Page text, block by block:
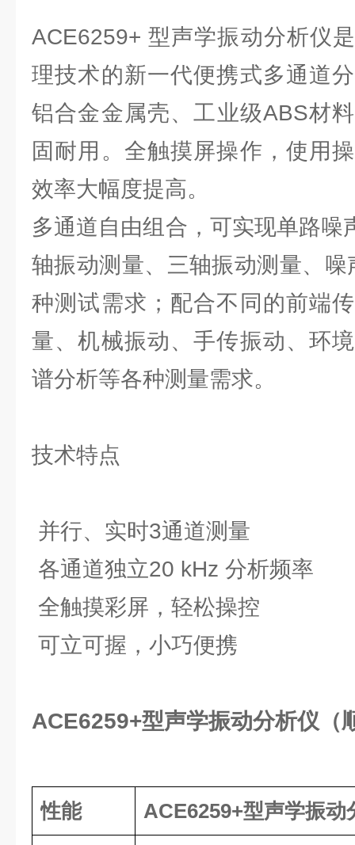
ACE6259+ 型声学振动分析仪
理技术的新一代便携式多通道
铝合金金属壳、工业级ABS材
固耐用。全触摸屏操作，使用
效率大幅度提高。
多通道自由组合，可实现单路噪
轴振动测量、三轴振动测量、
种测试需求；配合不同的前端
量、机械振动、手传振动、环
谱分析等各种测量需求。
技术特点
并行、实时3通道测量
各通道独立20 kHz 分析频率
全触摸彩屏，轻松操控
可立可握，小巧便携
ACE6259+型声学振动分析仪（
性能 ACE6259+型声学振动